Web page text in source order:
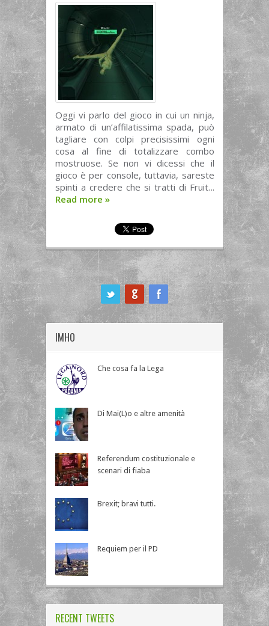
Oggi vi parlo del gioco in cui un ninja,
armato di un’affilatissima spada, può
tagliare con colpi precisissimi ogni
cosa al fine di totalizzare combo
mostruose. Se non vi dicessi che il
gioco è per console, tuttavia, sareste
spinti a credere che si tratti di Fruit...
Read more »
IMHO
Che cosa fa la Lega
Di Mai(L)o e altre amenità
Referendum costituzionale e
scenari di fiaba
Brexit; bravi tutti.
Requiem per il PD
RECENT TWEETS